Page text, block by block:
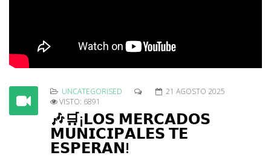
UNCATEGORISED
VISTO: 6891
🎶🛒¡𝗟𝗢𝗦 𝗠𝗘𝗥𝗖𝗔𝗗𝗢𝗦
𝗠𝗨𝗡𝗜𝗖𝗜𝗣𝗔𝗟𝗘𝗦 𝗧𝗘